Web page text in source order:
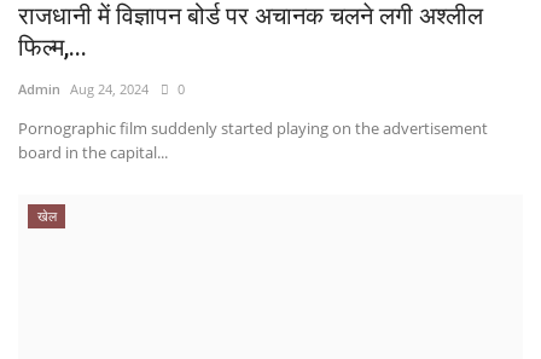
राजधानी में विज्ञापन बोर्ड पर अचानक चलने लगी अश्लील
फिल्म,...
Admin Aug 24, 2024 0
Pornographic film suddenly started playing on the advertisement
board in the capital...
खेल